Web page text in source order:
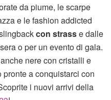
da piume, le scarpe
e le fashion addicted
con strasse dalle
o per un evento di gala.
nere con cristalli e
a conquistarci con
i nuovi arrivi della